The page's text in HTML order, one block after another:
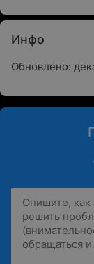
Инфо
Обновлено: